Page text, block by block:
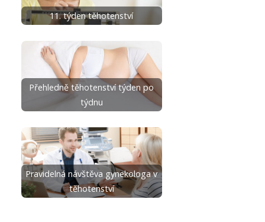
11. týden těhotenství
Přehledně těhotenství týden po
týdnu
Pravidelná návštěva gynekologa v
těhotenství